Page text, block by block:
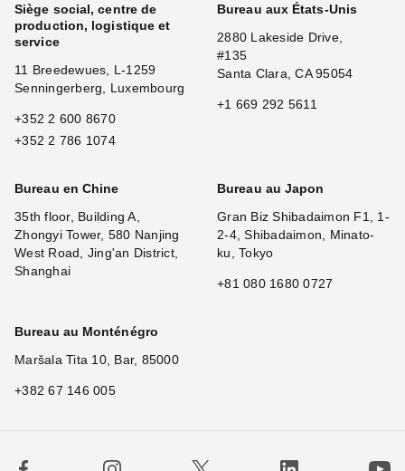
Siège social, centre de
production, logistique et
service
11 Breedewues, L-1259
Senningerberg, Luxembourg
+352 2 600 8670
+352 2 786 1074
Bureau aux États-Unis
2880 Lakeside Drive,
#135
Santa Clara, CA 95054
+1 669 292 5611
Bureau en Chine
35th floor, Building A,
Zhongyi Tower, 580 Nanjing
West Road, Jing'an District,
Shanghai
Bureau au Japon
Gran Biz Shibadaimon F1, 1-
2-4, Shibadaimon, Minato-
ku, Tokyo
+81 080 1680 0727
Bureau au Monténégro
Maršala Tita 10, Bar, 85000
+382 67 146 005